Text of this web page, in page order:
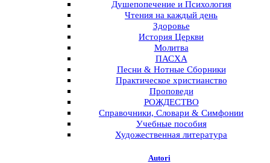
Душепопечение и Психология
Чтения на каждый день
Здоровье
История Церкви
Молитва
ПАСХА
Песни & Нотные Сборники
Практическое христианство
Проповеди
РОЖДЕСТВО
Справочники, Словари & Симфонии
Учебные пособия
Художественная литература
Autori